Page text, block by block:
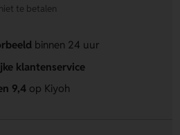
niet te betalen
binnen 24 uur
klantenservice
9,4op Kiyoh